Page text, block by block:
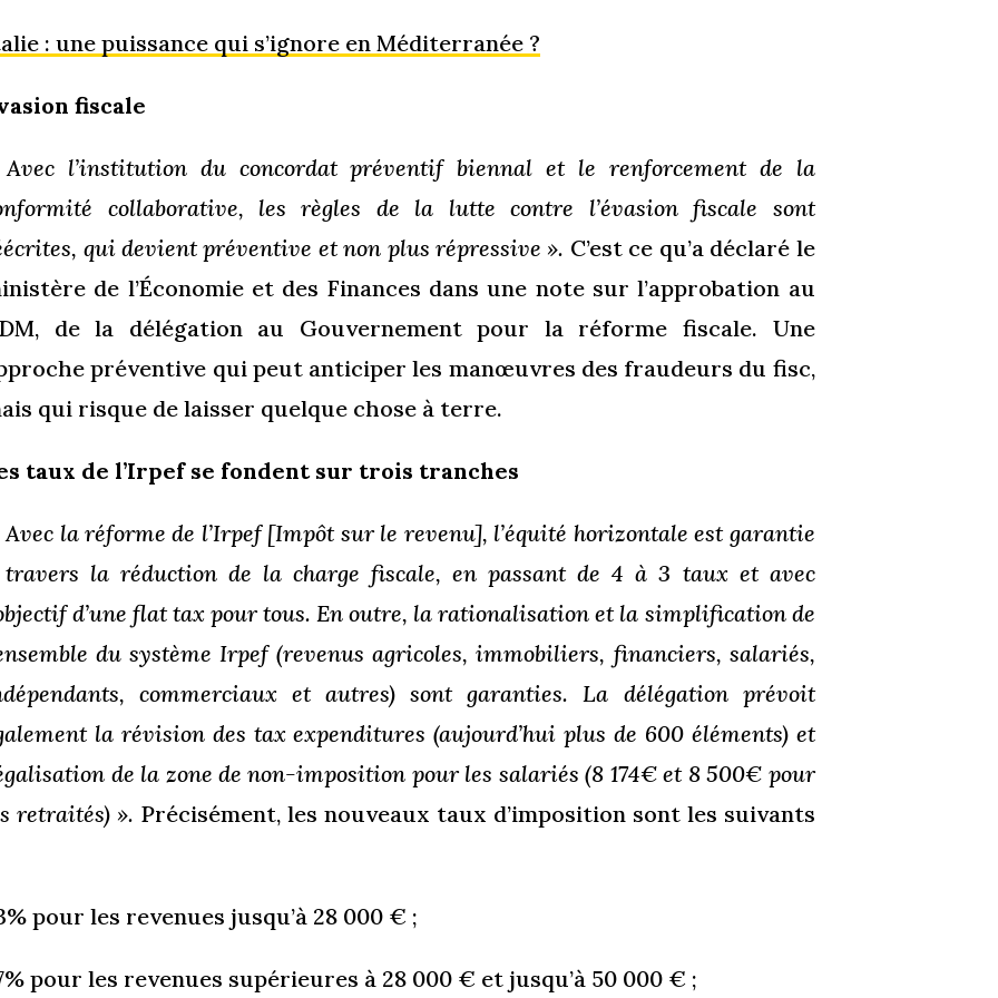
: une puissance qui s’ignore en Méditerranée ?
fiscale
l’institution du concordat préventif biennal et le renforcement de la
collaborative, les règles de la lutte contre l’évasion fiscale sont
qui devient préventive et non plus répressive ». C’est ce qu’a déclaré le
de l’Économie et des Finances dans une note sur l’approbation au
de la délégation au Gouvernement pour la réforme fiscale. Une
préventive qui peut anticiper les manœuvres des fraudeurs du fisc,
qui risque de laisser quelque chose à terre.
taux de l’Irpef se fondent sur trois tranches
Avec la réforme de l’Irpef [Impôt sur le revenu], l’équité horizontale est garantie
la réduction de la charge fiscale, en passant de 4 à 3 taux et avec
d’une flat tax pour tous. En outre, la rationalisation et la simplification de
du système Irpef (revenus agricoles, immobiliers, financiers, salariés,
commerciaux et autres) sont garanties. La délégation prévoit
la révision des tax expenditures (aujourd’hui plus de 600 éléments) et
de la zone de non-imposition pour les salariés (8 174€ et 8 500€ pour
retraités) ». Précisément, les nouveaux taux d’imposition sont les suivants
pour les revenues jusqu’à 28 000 € ;
pour les revenues supérieures à 28 000 € et jusqu’à 50 000 € ;